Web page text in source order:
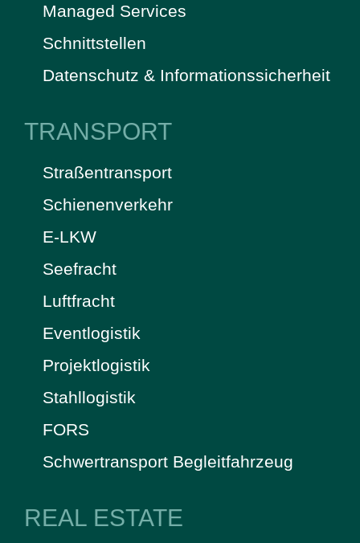
Managed Services
Schnittstellen
Datenschutz & Informationssicherheit
TRANSPORT
Straßentransport
Schienenverkehr
E-LKW
Seefracht
Luftfracht
Eventlogistik
Projektlogistik
Stahllogistik
FORS
Schwertransport Begleitfahrzeug
REAL ESTATE